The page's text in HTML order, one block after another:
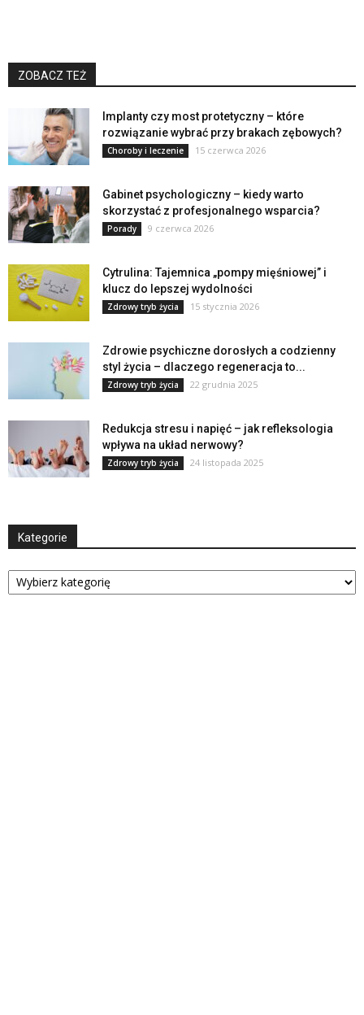
ZOBACZ TEŻ
Implanty czy most protetyczny – które
rozwiązanie wybrać przy brakach zębowych?
Choroby i leczenie 15 czerwca 2026
Gabinet psychologiczny – kiedy warto
skorzystać z profesjonalnego wsparcia?
Porady 9 czerwca 2026
Cytrulina: Tajemnica „pompy mięśniowej” i
klucz do lepszej wydolności
Zdrowy tryb życia 15 stycznia 2026
Zdrowie psychiczne dorosłych a codzienny
styl życia – dlaczego regeneracja to...
Zdrowy tryb życia 22 grudnia 2025
Redukcja stresu i napięć – jak refleksologia
wpływa na układ nerwowy?
Zdrowy tryb życia 24 listopada 2025
Kategorie
Kategorie